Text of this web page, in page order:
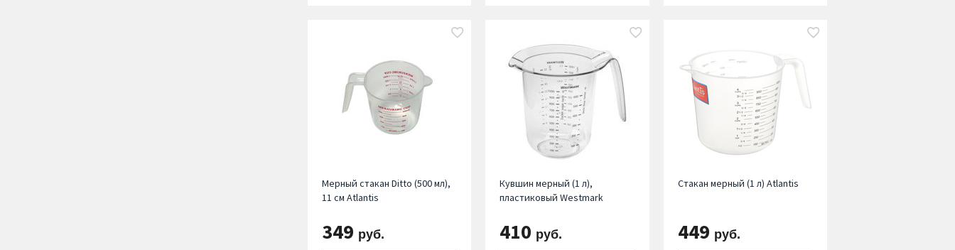
Мерный стакан Ditto (500 мл),
11 см Atlantis
349 руб.
Кувшин мерный (1 л),
пластиковый Westmark
410 руб.
Стакан мерный (1 л) Atlantis
449 руб.